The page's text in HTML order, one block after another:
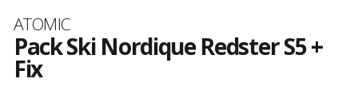
Marque
ATOMIC
Pack Ski Nordique Redster S5 +
Fix